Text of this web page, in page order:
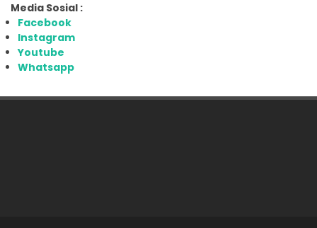
Media Sosial :
Facebook
Instagram
Youtube
Whatsapp